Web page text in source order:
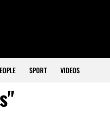
SPORT VIDEOS